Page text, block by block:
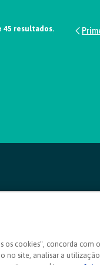
45 resultados.
os cookies", concorda com
no site, analisar a